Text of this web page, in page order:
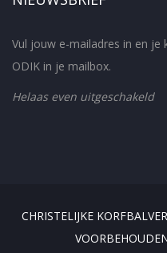
Vul jouw e-mailadres in en
ODIK in je mailbox.
Helaas even uitgeschakeld
CHRISTELIJKE